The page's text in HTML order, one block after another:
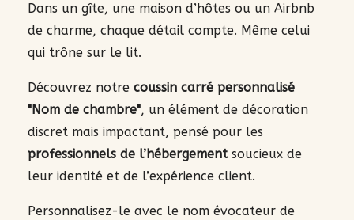
Dans un gîte, une maison d’hôtes ou un Airbnb
de charme, chaque détail compte. Même celui
qui trône sur le lit.
Découvrez notre coussin carré personnalisé
"Nom de chambre", un élément de décoration
discret mais impactant, pensé pour les
professionnels de l’hébergementsoucieux de
leur identité et de l’expérience client.
Personnalisez-le avec le nom évocateur de